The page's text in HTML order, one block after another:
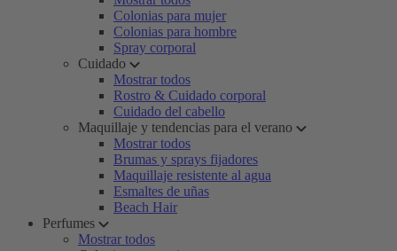
Colonias para mujer
Colonias para hombre
Spray corporal
Cuidado
Mostrar todos
Rostro & Cuidado corporal
Cuidado del cabello
Maquillaje y tendencias para el verano
Mostrar todos
Brumas y sprays fijadores
Maquillaje resistente al agua
Esmaltes de uñas
Beach Hair
Perfumes
Mostrar todos